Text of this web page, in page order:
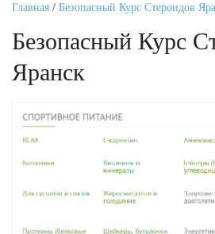
Главная / Безопасный Курс Стероидов
Безопасный Курс
Яранск